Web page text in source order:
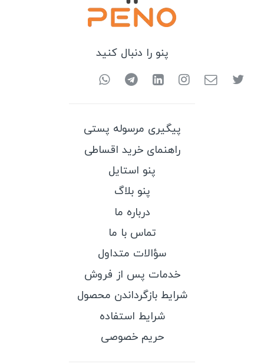
پنو را دنبال کنید
پیگیری مرسوله پستی
راهنمای خرید اقساطی
پنو استایل
پنو بلاگ
درباره ما
تماس با ما
سؤالات متداول
خدمات پس از فروش
شرایط بازگرداندن محصول
شرایط استفاده
حریم خصوصی